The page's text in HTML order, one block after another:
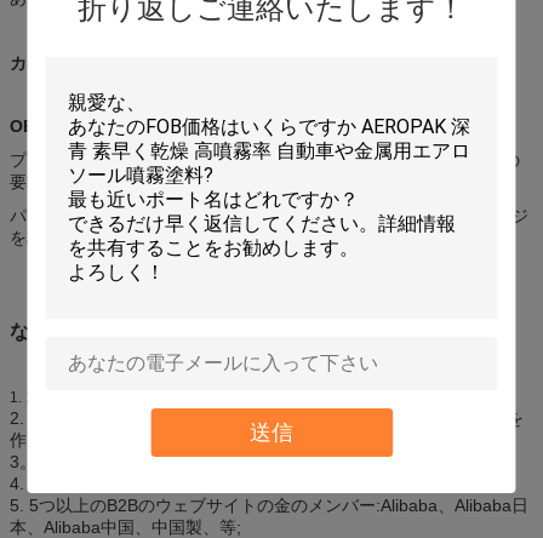
折り返しご連絡いたします！
送信
カスタム化
OEMおよびODM
プロダクト:私達は私達のTechnicistsのcomfirmationの後であなたの
要求されたプロダクトを作り出してもいい。
パッケージ: 私達はあなたの要求されたサイズに基づいてパッケージ
を設計してもいい。
なぜ私達を選びなさいか
1.
2. 2つの主要な工場、エーロゾルを作るチョンシャンの1を密封剤を
作るフォーシャンの1所有する;
3。4つの（4）主要なブランド:I-LIKEの大尉、IMAXのJOIN王;
4. ISO9001、TUV、ASTM、範囲、等の証明書;
5. 5つ以上のB2Bのウェブサイトの金のメンバー:Alibaba、Alibaba日
本、Alibaba中国、中国製、等;